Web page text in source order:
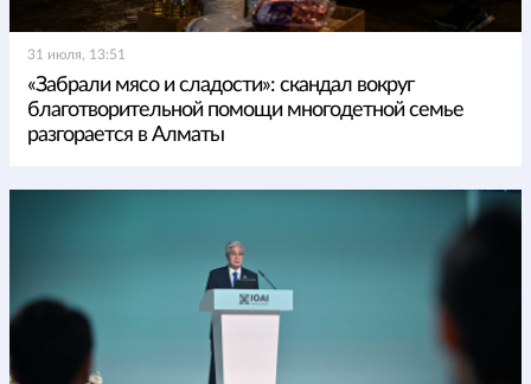
31 июля, 13:51
«Забрали мясо и сладости»: скандал вокруг
благотворительной помощи многодетной семье
разгорается в Алматы